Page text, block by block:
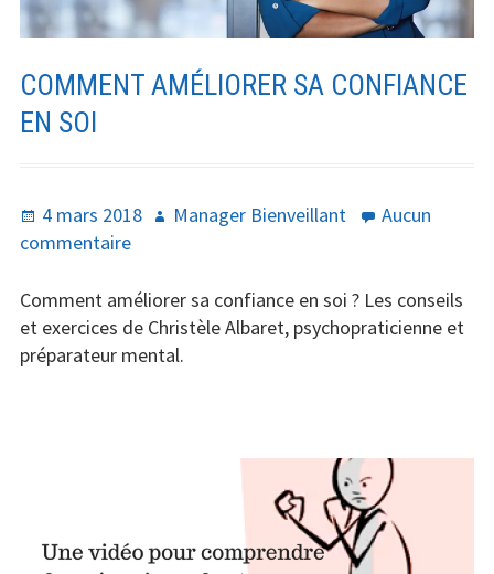
COMMENT AMÉLIORER SA CONFIANCE
EN SOI
Publié
le
4 mars 2018 Auteur
Manager Bienveillant
Aucun
commentairesur
améliorer
sa
confiance
Comment améliorer sa confiance en soi ? Les conseils
et exercices de Christèle Albaret, psychopraticienne et
préparateur mental.